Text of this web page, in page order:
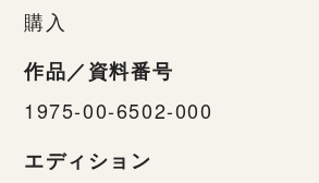
購入
作品／資料番号
1975-00-6502-000
エディション